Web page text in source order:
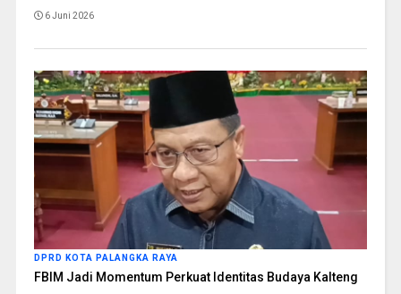
6 Juni 2026
DPRD KOTA PALANGKA RAYA
FBIM Jadi Momentum Perkuat Identitas Budaya Kalteng